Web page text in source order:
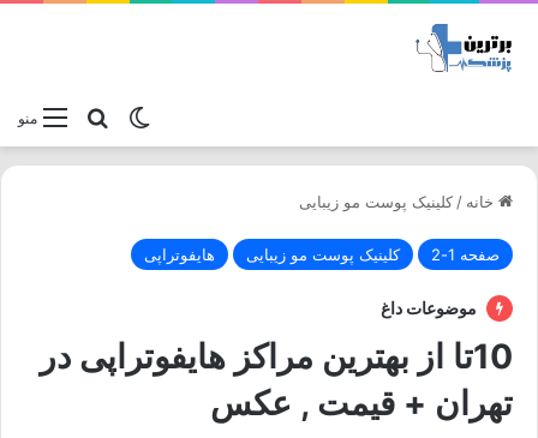
منوجستجو
تغییر پوسته
خانه / کلینیک پوست مو زیبایی
صفحه 1-2 کلینیک پوست مو زیبایی هایفوتراپی
موضوعات داغ
10تا از بهترین مراکز هایفوتراپی در
تهران + قیمت , عکس